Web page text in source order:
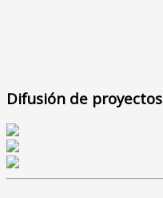
Difusión de proyectos